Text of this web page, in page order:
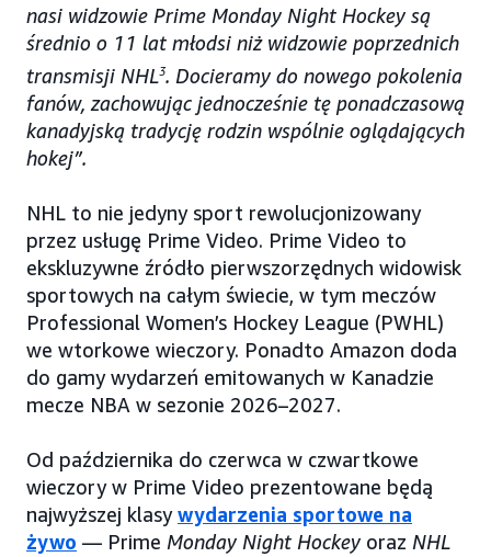
nasi widzowie Prime Monday Night Hockey są
średnio o 11 lat młodsi niż widzowie poprzednich
transmisji NHL3. Docieramy do nowego pokolenia
fanów, zachowując jednocześnie tę ponadczasową
kanadyjską tradycję rodzin wspólnie oglądających
hokej”.
NHL to nie jedyny sport rewolucjonizowany
przez usługę Prime Video. Prime Video to
ekskluzywne źródło pierwszorzędnych widowisk
sportowych na całym świecie, w tym meczów
Professional Women’s Hockey League (PWHL)
we wtorkowe wieczory. Ponadto Amazon doda
do gamy wydarzeń emitowanych w Kanadzie
mecze NBA w sezonie 2026–2027.
Od października do czerwca w czwartkowe
wieczory w Prime Video prezentowane będą
najwyższej klasywydarzenia sportowe na
żywo — Prime Monday Night Hockey oraz NHL